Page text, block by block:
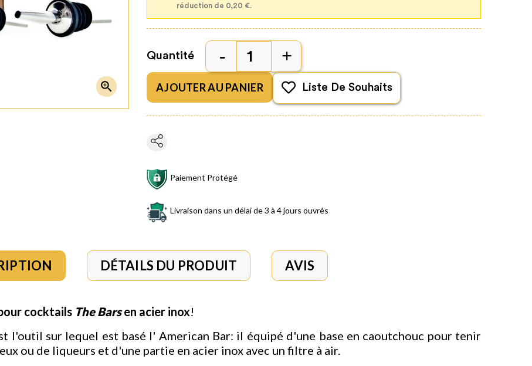

réduction de 0,20 €.
Quantité
AJOUTER AU PANIER Liste De Souhaits
Paiement Protégé
Livraison dans un délai de 3 à 4 jours ouvrés
DÉTAILS DU PRODUIT AVIS
cocktails The Barsen acier inox!
l'outil sur lequel est basé l' American Bar: il équipé d'une base en caoutchouc pour tenir
ou de liqueurs et d'une partie en acier inox avec un filtre à air.